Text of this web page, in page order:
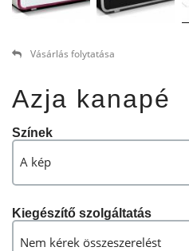
Vásárlás folytatása
Azja kanapé
Színek
A kép
Kiegészítő szolgáltatás
Nem kérek összeszerelést